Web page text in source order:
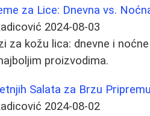
za Lice: Dnevna vs.
2024-08-03
za kožu lica: dnevne i
proizvodima.
Salata za Brzu Pripremu
2024-08-02